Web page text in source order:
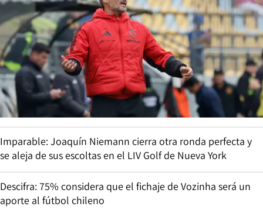
Heladas en la Región Metropolitana: qué sectores serán los
más fríos del fin de semana